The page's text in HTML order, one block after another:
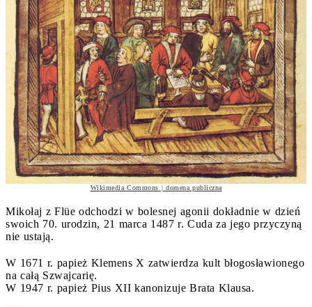
Wikimedia Commons | domena publiczna
Mikołaj z Flüe odchodzi w bolesnej agonii dokładnie w dzień
swoich 70. urodzin, 21 marca 1487 r. Cuda za jego przyczyną
nie ustają.
W 1671 r. papież Klemens X zatwierdza kult błogosławionego
na całą Szwajcarię.
W 1947 r. papież Pius XII kanonizuje Brata Klausa.